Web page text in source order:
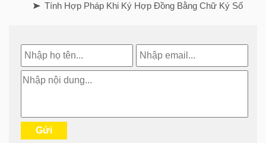
Tính Hợp Pháp Khi Ký Hợp Đồng Bằng Chữ Ký Số